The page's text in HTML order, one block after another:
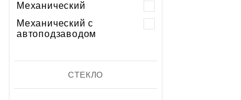
Механический
Механический с
автоподзаводом
СТЕКЛО